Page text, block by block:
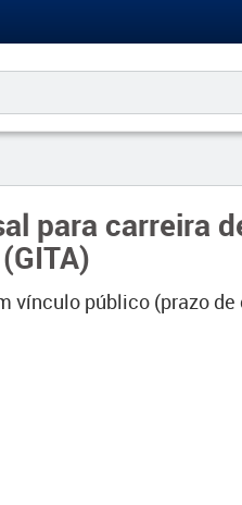
para carreira
vínculo público (prazo